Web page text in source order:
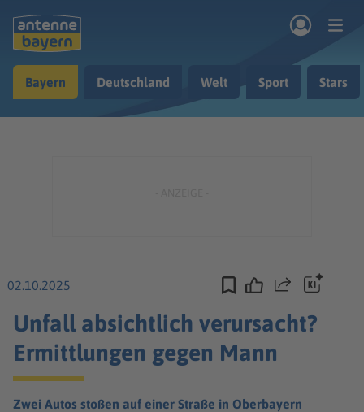
Musik & Radio
Bayern Deutschland Welt Sport Stars
02.10.2025 Teilen
Unfall absichtlich verursacht?
Ermittlungen gegen Mann
Zwei Autos stoßen auf einer Straße in Oberbayern